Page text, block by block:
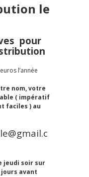
le
pour
l’année
nom, votre
( impératif
faciles ) au
jeudi soir sur
jours avant